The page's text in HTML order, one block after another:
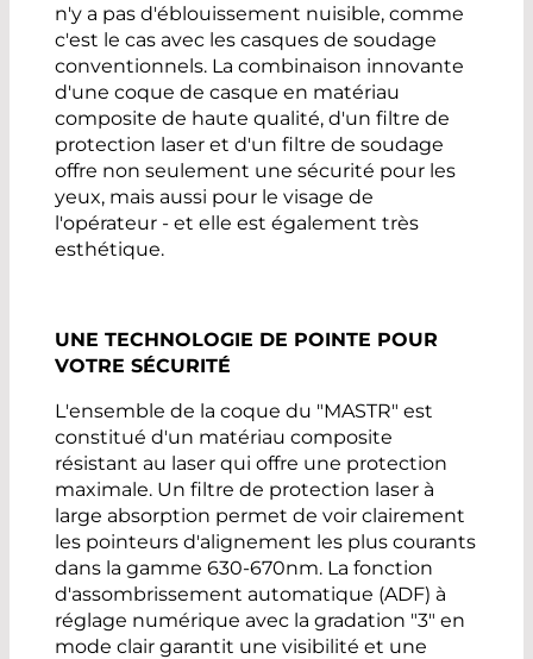
n'y a pas d'éblouissement nuisible, comme
c'est le cas avec les casques de soudage
conventionnels. La combinaison innovante
d'une coque de casque en matériau
composite de haute qualité, d'un filtre de
protection laser et d'un filtre de soudage
offre non seulement une sécurité pour les
yeux, mais aussi pour le visage de
l'opérateur - et elle est également très
esthétique.
UNE TECHNOLOGIE DE POINTE POUR
VOTRE SÉCURITÉ
L'ensemble de la coque du "MASTR" est
constitué d'un matériau composite
résistant au laser qui offre une protection
maximale. Un filtre de protection laser à
large absorption permet de voir clairement
les pointeurs d'alignement les plus courants
dans la gamme 630-670nm. La fonction
d'assombrissement automatique (ADF) à
réglage numérique avec la gradation "3" en
mode clair garantit une visibilité et une